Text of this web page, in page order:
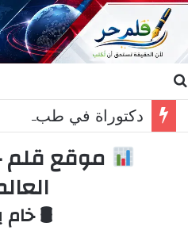
موقع قلم
🛢 خام